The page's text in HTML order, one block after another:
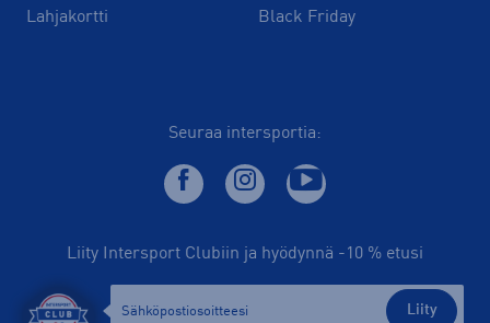
Lahjakortti
Black Friday
Seuraa intersportia:
Liity Intersport Clubiin ja hyödynnä -10 % etusi
Liity